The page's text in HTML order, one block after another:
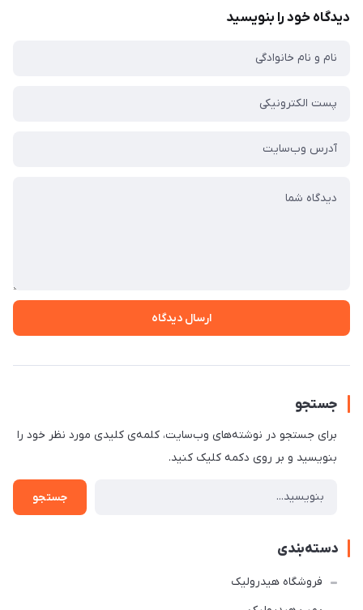
دیدگاه خود را بنویسید
ارسال دیدگاه
جستجو
برای جستجو در نوشته‌های وب‌سایت، کلمه‌ی کلیدی مورد نظر خود را
بنویسید و بر روی دکمه کلیک کنید.
جستجو
دسته‌بندی
فروشگاه هیدرولیک